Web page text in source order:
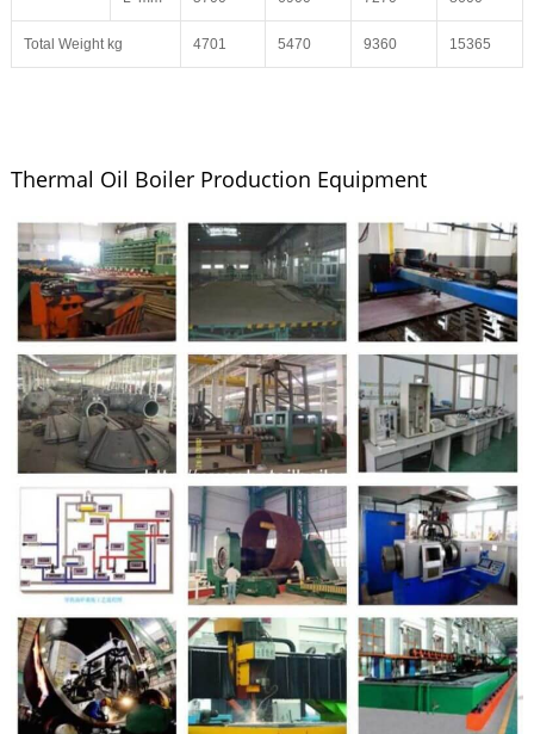
Total Weight kg 4701 5470 9360 15365
Thermal Oil Boiler Production Equipment